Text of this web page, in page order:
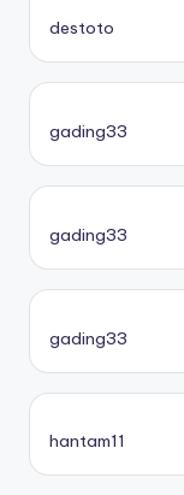
destoto
gading33
gading33
gading33
hantam11